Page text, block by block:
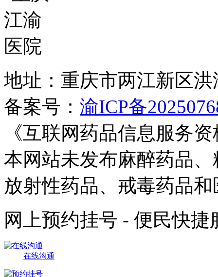
地址：重庆市两江新区洪
备案号： 渝ICP备
《互联网药品信息服务
本网站未发布麻醉药品
放射性药品、戒毒药品
网上预约挂号 - 便民快捷
在线沟通